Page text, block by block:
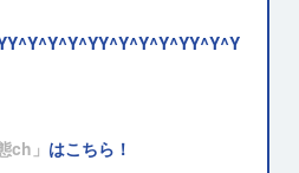
ch」 はこちら！